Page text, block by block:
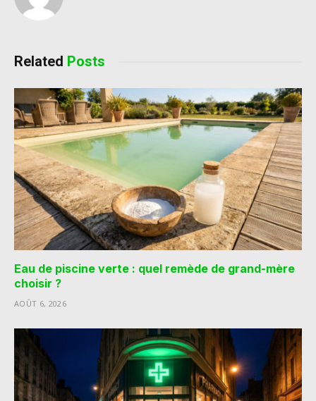
Related Posts
Eau de piscine verte : quel remède de grand-mère
choisir ?
AOÛT 6, 2026